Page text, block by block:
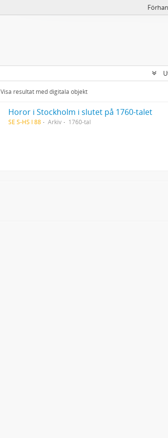
Visa resultat med digitala objekt
Horor i Stockholm i slutet på 1760-talet
SE S-HS I 88 Arkiv 1760-tal